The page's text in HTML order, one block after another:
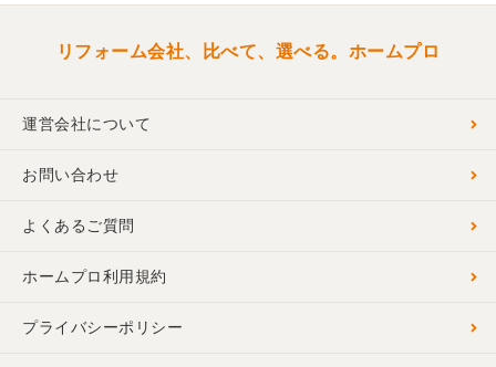
リフォーム会社、比べて、選べる。ホームプロ
運営会社について
お問い合わせ
よくあるご質問
ホームプロ利用規約
プライバシーポリシー